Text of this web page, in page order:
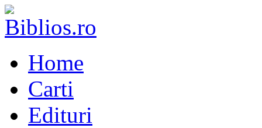
Home
Carti
Edituri